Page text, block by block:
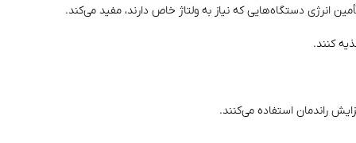
انرژی دستگاه‌هایی که نیاز به ولتاژ خاص دارند، مفید می‌کند.
کنند.
راندمان استفاده می‌کنند.